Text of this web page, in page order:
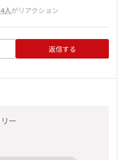
人がリアクション
返信する
ー